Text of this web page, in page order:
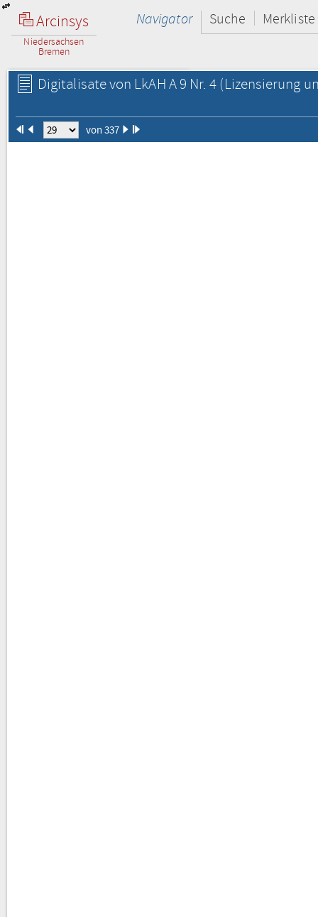
Arcinsys
Niedersachsen
Bremen
Navigator Suche Merkliste
Digitalisate von LkAH A 9 Nr. 4(Lizensierung
von 337